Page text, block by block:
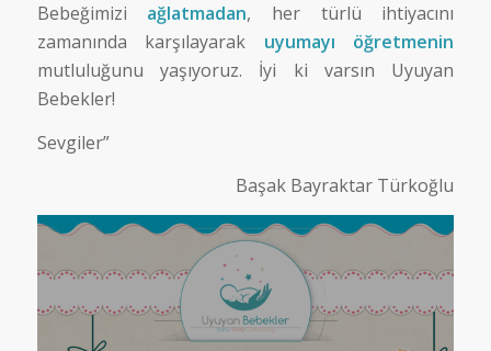
Bebeğimizi ağlatmadan, her türlü ihtiyacını
zamanında karşılayarak uyumayı öğretmenin
mutluluğunu yaşıyoruz. İyi ki varsın Uyuyan
Bebekler!
Sevgiler”
Başak Bayraktar Türkoğlu